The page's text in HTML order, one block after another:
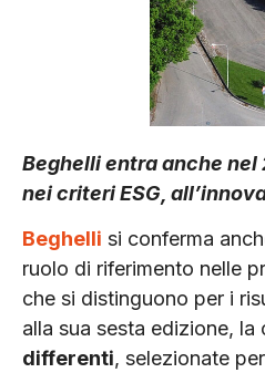
Beghelli entra anche
nei criteri ESG,
Beghelli si conferma
ruolo di riferimento nelle
che si distinguono per i
alla sua sesta edizione,
differenti, selezionate